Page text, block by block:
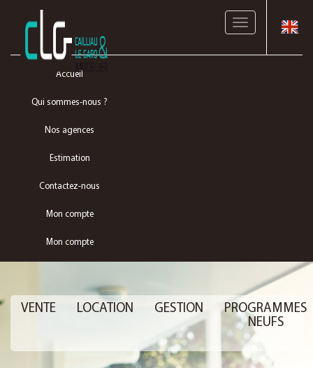
Toggle
Accueil
Qui sommes-nous ?
Nos agences
Estimation
Contactez-nous
Mon compte
Mon compte
VENTE LOCATION GESTION
PROGRAMMES
NEUFS